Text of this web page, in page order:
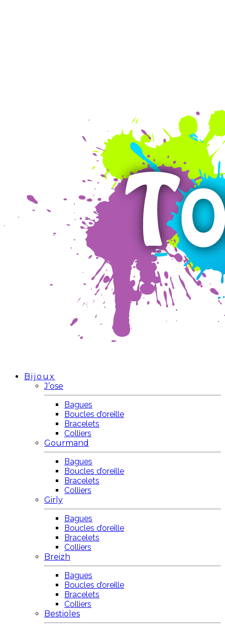
Bijoux
J’ose
Bagues
Boucles d’oreille
Bracelets
Colliers
Gourmand
Bagues
Boucles d’oreille
Bracelets
Colliers
Girly
Bagues
Boucles d’oreille
Bracelets
Colliers
Breizh
Bagues
Boucles d’oreille
Bracelets
Colliers
Bestioles